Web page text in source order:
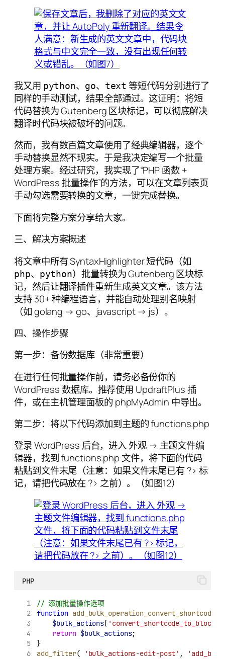
我又用 python、 go、 text 等短代码分别进行了
同样的手动测试，结果全部通过。这证明：将短
代码替换为 Gutenberg 区块标记，可以彻底解决
翻译时代码块被破坏的问题。
然而，我有数百篇文章使用了经典编辑器，逐个
手动替换显然不现实。于是我决定编写一个批量
处理方案。经过研究，我实现了“PHP 函数 +
WordPress 批量操作”的方法，可以在文章列表页
手动勾选需要转换的文章，一键完成替换。
下面将完整方案分享给大家。
三、解决方案概述
将文章中所有 SyntaxHighlighter 短代码（如
php、 python）批量转换为 Gutenberg 区块标
记，然后让翻译插件重新生成英文文章。该方法
支持 30+ 种编程语言，并能自动处理别名映射
（如 golang → go、javascript → js）。
四、操作步骤
第一步：备份数据库（非常重要）
在进行任何批量操作前，请务必备份你的
WordPress 数据库。推荐使用 UpdraftPlus 插
件，或在主机管理面板的 phpMyAdmin 中导出。
第二步：将以下代码添加到主题的 functions.php
登录 WordPress 后台，进入 外观 → 主题文件编
辑器，找到 functions.php 文件，将下面的代码
粘贴到文件末尾（注意：如果文件末尾已有 ?> 标
记，请把代码放在 ?> 之前）。（如图12）
PHP
// 添加批量操作选项
function add_bulk_operation_convert_shortcode
$bulk_actions [ 'convert_shortcode_to_block'
return $bulk_actions;
}
add_filter( 'bulk_actions-edit-post' ,